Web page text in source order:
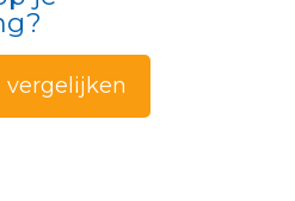
vergelijken